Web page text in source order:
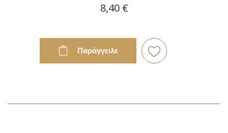
8,40 €
Παράγγειλε
στη